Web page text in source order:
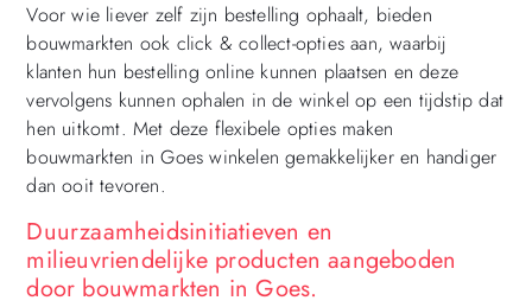
Voor wie liever zelf zijn bestelling ophaalt, bieden
bouwmarkten ook click & collect-opties aan, waarbij
klanten hun bestelling online kunnen plaatsen en deze
vervolgens kunnen ophalen in de winkel op een tijdstip dat
hen uitkomt. Met deze flexibele opties maken
bouwmarkten in Goes winkelen gemakkelijker en handiger
dan ooit tevoren.
Duurzaamheidsinitiatieven en
milieuvriendelijke producten aangeboden
door bouwmarkten in Goes.